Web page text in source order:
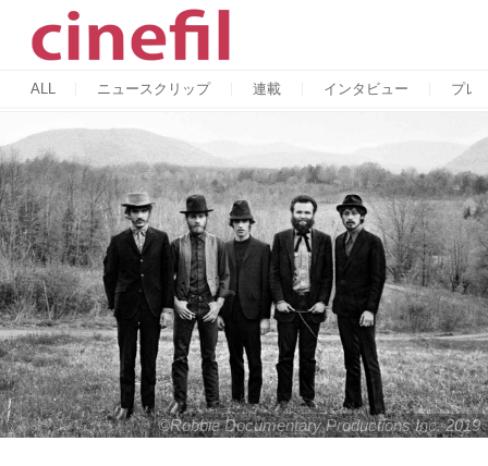
ALL ニュースクリップ 連載 インタビュー プレ
©︎Robbie Documentary Productions Inc. 2019